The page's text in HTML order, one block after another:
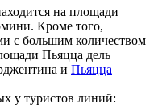
на площади
Кроме того,
с большим количеством
Пьяцца дель
и Пьяцца
у туристов линий: